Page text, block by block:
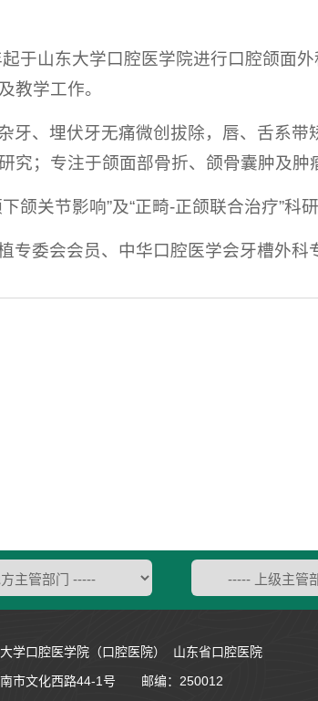
于山东大学口腔医学院进行口腔颌面
教学工作。
牙、埋伏牙无痛微创拔除，唇、舌系
究；专注于颌面部骨折、颌骨囊肿及肿
颌关节影响”及“正畸-正颌联合治疗”科
专委会会员、中华口腔医学会牙槽外科
学口腔医学院（口腔医院） 山东省口腔医院
市文化西路44-1号 邮编：250012